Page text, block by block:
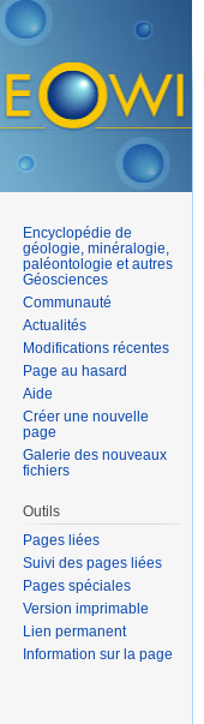
Encyclopédie de
géologie, minéralogie,
paléontologie et autres
Géosciences
Communauté
Actualités
Modifications récentes
Page au hasard
Aide
Créer une nouvelle
page
Galerie des nouveaux
fichiers
Outils
Pages liées
Suivi des pages liées
Pages spéciales
Version imprimable
Lien permanent
Information sur la page